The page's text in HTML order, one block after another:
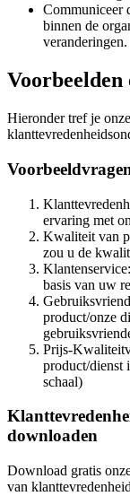
Communiceer
binnen de
veranderingen.
Voorbeelden
Hieronder tref je
ervaring met
Kwaliteit van
zou u de
basis van uw
product/onze
Prijs-
product/dienst
schaal)
downloaden
Download gratis
van